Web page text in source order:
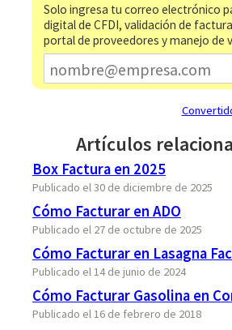
Solo ingresa tu correo electrónico
digital de CFDI, validación de
portal de proveedores y manejo de
Artículos
Box Factura en 2025
Publicado el 30 de diciembre de 2025
Cómo Facturar en ADO
Publicado el 27 de octubre de 2025
Cómo Facturar en Lasagna
Publicado el 14 de junio de 2024
Cómo Facturar Gasolina en
Publicado el 16 de febrero de 2018